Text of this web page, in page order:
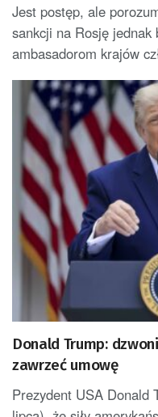
Jest postęp, ale
sankcji na Rosję jednak
ambasadorom krajów
Donald Trump:
zawrzeć umowę
Prezydent USA Donald